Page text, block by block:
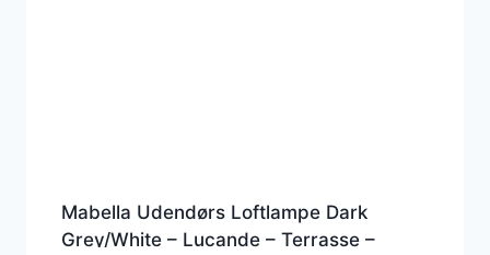
Mabella Udendørs Loftlampe Dark
Grey/White – Lucande – Terrasse –